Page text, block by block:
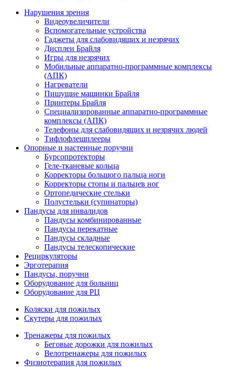
Нарушения зрения
Видеоувеличители
Вспомогательные устройства
Гаджеты для слабовидящих и незрячих
Дисплеи Брайля
Игры для незрячих
Мобильные аппаратно-программные комплексы
(АПК)
Нагреватели
Пишущие машинки Брайля
Принтеры Брайля
Специализированные аппаратно-программные
комплексы (АПК)
Телефоны для слабовидящих и незрячих людей
Тифлофлешплееры
Опорные и настенные поручни
Бурсопротекторы
Геле-тканевые кольца
Корректоры большого пальца ноги
Корректоры стопы и пальцев ног
Ортопедические стельки
Полустельки (супинаторы)
Пандусы для инвалидов
Пандусы комбинированные
Пандусы перекатные
Пандусы складные
Пандусы телескопические
Рециркуляторы
Эрготерапия
Пандусы, поручни
Оборудование для больниц
Оборудование для РЦ
Коляски для пожилых
Скутеры для пожилых
Тренажеры для пожилых
Беговые дорожки для пожилых
Велотренажеры для пожилых
Физиотерапия для пожилых